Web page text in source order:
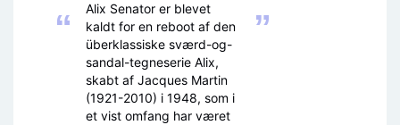
“
Alix Senator er blevet
kaldt for en reboot af den
überklassiske sværd-og-
sandal-tegneserie Alix,
skabt af Jacques Martin
(1921-2010) i 1948, som i
et vist omfang har været
”